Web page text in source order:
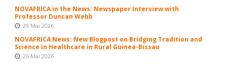
NOVAFRICA in the News: Newspaper Interview with
Professor Duncan Webb
29 Mai 2026
NOVAFRICA News: New Blogpost on Bridging Tradition and
Science in Healthcare in Rural Guinea-Bissau
26 Mai 2026